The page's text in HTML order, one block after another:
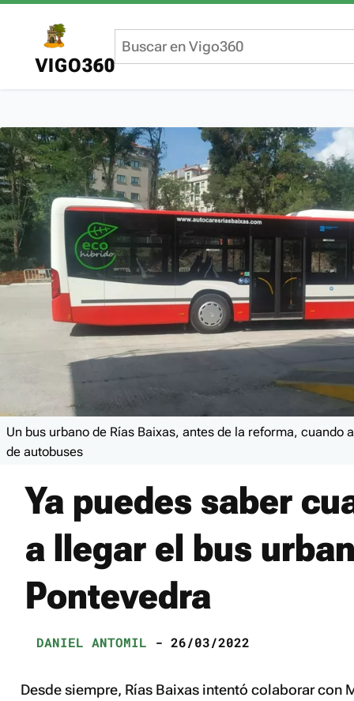
VIGO360
Un bus urbano de Rías Baixas, antes de la reforma, cuando
de autobuses
Ya puedes saber
a llegar el bus
Pontevedra
DANIEL ANTOMIL - 26/03/2022
Desde siempre, Rías Baixas intentó colaborar con